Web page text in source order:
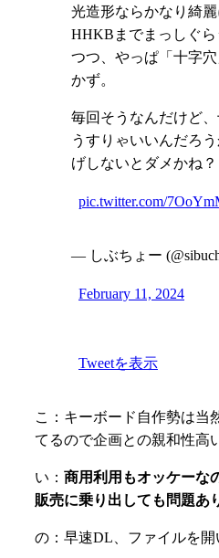
光造形ならかなり綺
HHKBまでまっしぐ
つつ、やっぱ「十字
かず。
毎回そうなんだけど
うすりゃいいんだろ
げしないとダメかね？
pic.twitter.com/
— しぶちょー
February 11, 2024
Tweetを表示
こ：キーボード自作勢は当
てるので企画との親和性高
い： 商用利用もオッケーな
販売に乗り出しても問題あ
の：早速DL、ファイルを